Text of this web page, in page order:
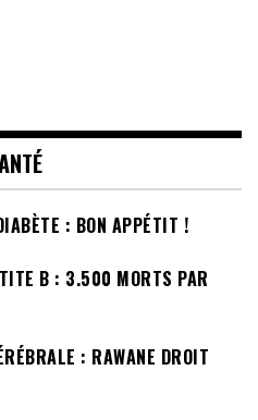
: BON APPÉTIT !
B : 3.500 MORTS PAR
: RAWANE DROIT